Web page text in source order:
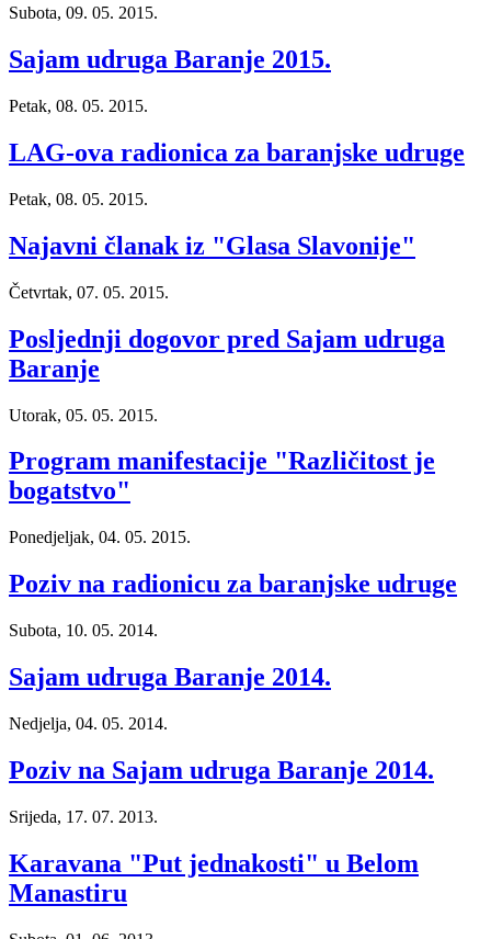
Subota, 09. 05. 2015.
Sajam udruga Baranje 2015.
Petak, 08. 05. 2015.
LAG-ova radionica za baranjske udruge
Petak, 08. 05. 2015.
Najavni članak iz "Glasa Slavonije"
Četvrtak, 07. 05. 2015.
Posljednji dogovor pred Sajam udruga
Baranje
Utorak, 05. 05. 2015.
Program manifestacije "Različitost je
bogatstvo"
Ponedjeljak, 04. 05. 2015.
Poziv na radionicu za baranjske udruge
Subota, 10. 05. 2014.
Sajam udruga Baranje 2014.
Nedjelja, 04. 05. 2014.
Poziv na Sajam udruga Baranje 2014.
Srijeda, 17. 07. 2013.
Karavana "Put jednakosti" u Belom
Manastiru